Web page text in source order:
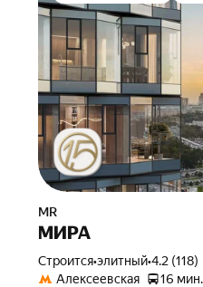
MR
МИРА
Строится•элитный•4.2 (118)
Алексеевская
16 мин.